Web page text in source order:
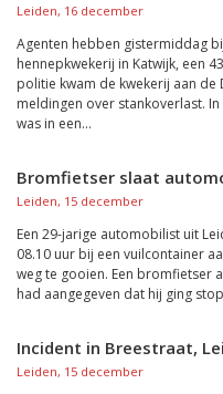
Leiden, 16 december
Agenten hebben gistermiddag
hennepkwekerij in Katwijk, een
politie kwam de kwekerij aan
meldingen over stankoverlast.
was in een...
Bromfietser slaat
Leiden, 15 december
Een 29-jarige automobilist uit
08.10 uur bij een vuilcontainer
weg te gooien. Een bromfietser
had aangegeven dat hij ging
Incident in Breestraat,
Leiden, 15 december